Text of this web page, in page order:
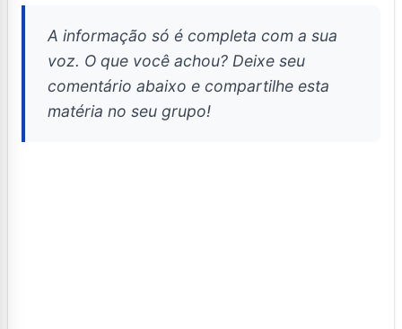
A informação só é completa com a sua
voz. O que você achou? Deixe seu
comentário abaixo e compartilhe esta
matéria no seu grupo!